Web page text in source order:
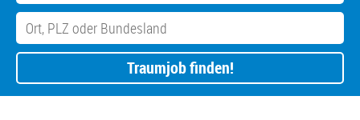
Traumjob finden!